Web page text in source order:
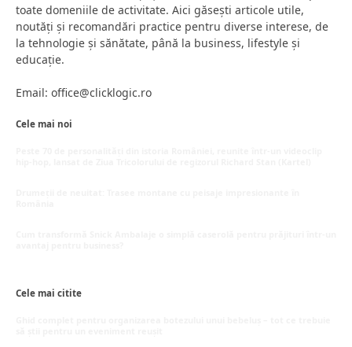
toate domeniile de activitate. Aici găsești articole utile,
noutăți și recomandări practice pentru diverse interese, de
la tehnologie și sănătate, până la business, lifestyle și
educație.
Email: office@clicklogic.ro
Cele mai noi
Cele mai citite